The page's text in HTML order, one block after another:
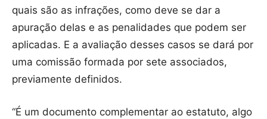
quais são as infrações, como deve se dar a
apuração delas e as penalidades que podem ser
aplicadas. E a avaliação desses casos se dará por
uma comissão formada por sete associados,
previamente definidos.
“É um documento complementar ao estatuto, algo